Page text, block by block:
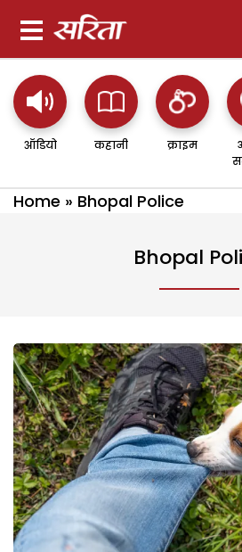
ऑडियो कहानी क्राइम
Home » Bhopal Police
Bhopal